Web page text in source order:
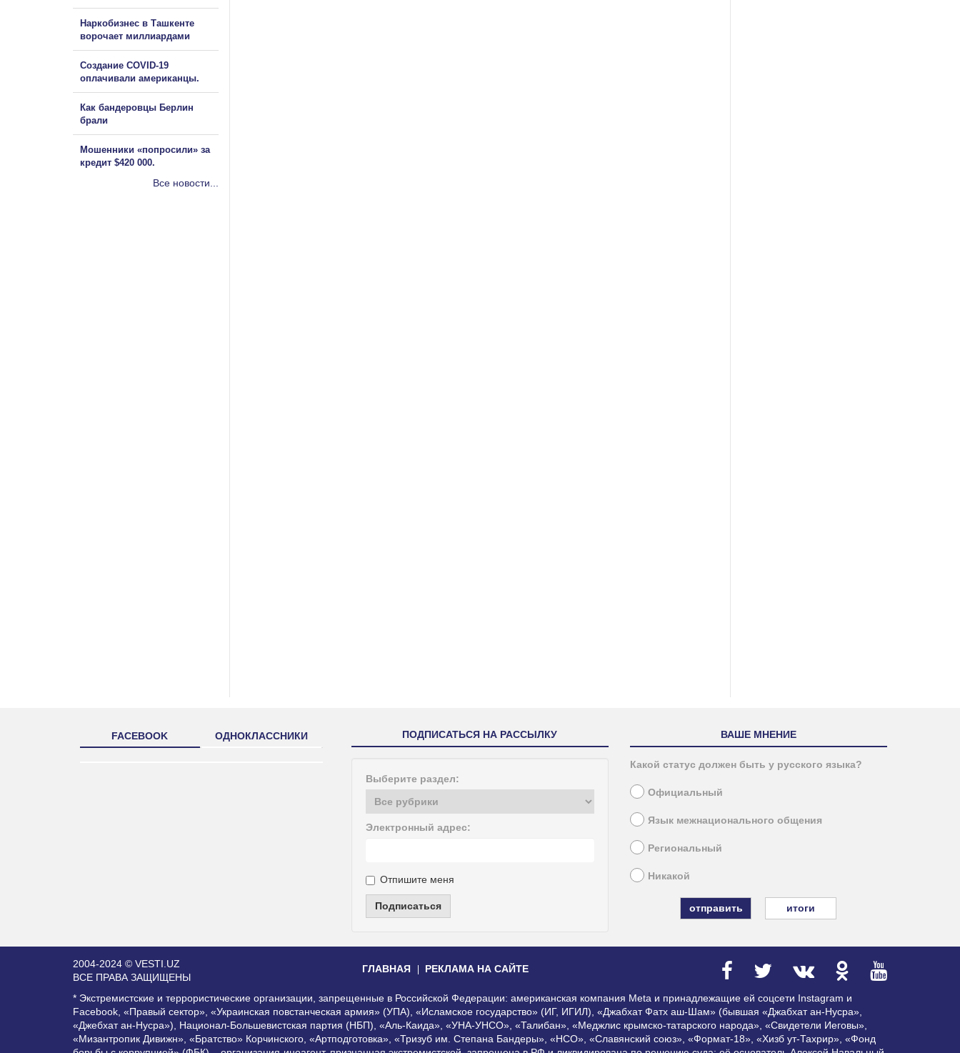
Наркобизнес в Ташкенте
ворочает миллиардами
Создание COVID-19
оплачивали американцы.
Как бандеровцы Берлин
брали
Мошенники «попросили» за
кредит $420 000.
Все новости...
FACEBOOK ОДНОКЛАССНИКИ ПОДПИСАТЬСЯ НА РАССЫЛКУ
Выберите раздел:
Электронный адрес:
Отпишите меня
Подписаться
ВАШЕ МНЕНИЕ
Какой статус должен быть у русского языка?
Официальный
Язык межнационального общения
Региональный
Никакой
итоги
2004-2024 © VESTI.UZ
ВСЕ ПРАВА ЗАЩИЩЕНЫ
ГЛАВНАЯ РЕКЛАМА НА САЙТЕ
* Экстремистские и террористические организации, запрещенные в Российской Федерации: американская компания Meta и принадлежащие ей соцсети Instagram и
Facebook, «Правый сектор», «Украинская повстанческая армия» (УПА), «Исламское государство» (ИГ, ИГИЛ), «Джабхат Фатх аш-Шам» (бывшая «Джабхат ан-Нусра»,
«Джебхат ан-Нусра»), Национал-Большевистская партия (НБП), «Аль-Каида», «УНА-УНСО», «Талибан», «Меджлис крымско-татарского народа», «Свидетели Иеговы»,
«Мизантропик Дивижн», «Братство» Корчинского, «Артподготовка», «Тризуб им. Степана Бандеры», «НСО», «Славянский союз», «Формат-18», «Хизб ут-Тахрир», «Фонд